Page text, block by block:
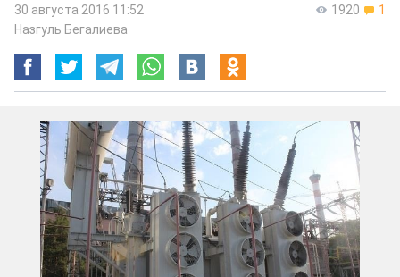
1920 1
30 августа 2016 11:52
Назгуль Бегалиева